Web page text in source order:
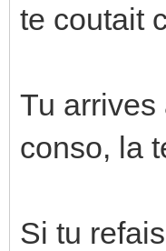
te coutait
Tu arrives
conso, la
Si tu